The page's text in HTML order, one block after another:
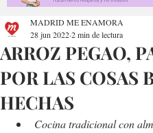
ARROZ PEGAO,
POR LAS COSAS
HECHAS
MADRID ME ENAMORA
28 jun 20222 min de lectura
Cocina tradicional con